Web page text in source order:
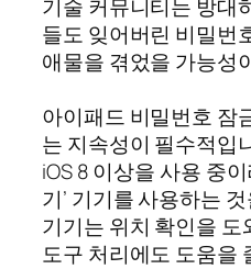
기술 커뮤니티는 방대
들도 잊어버린 비밀번
애물을 겪었을 가능성
아이패드 비밀번호 잠
는 지속성이 필수적입
iOS 8 이상을 사용 중
기’ 기기를 사용하는
기기는 위치 확인을 도
도구 처리에도 도움을